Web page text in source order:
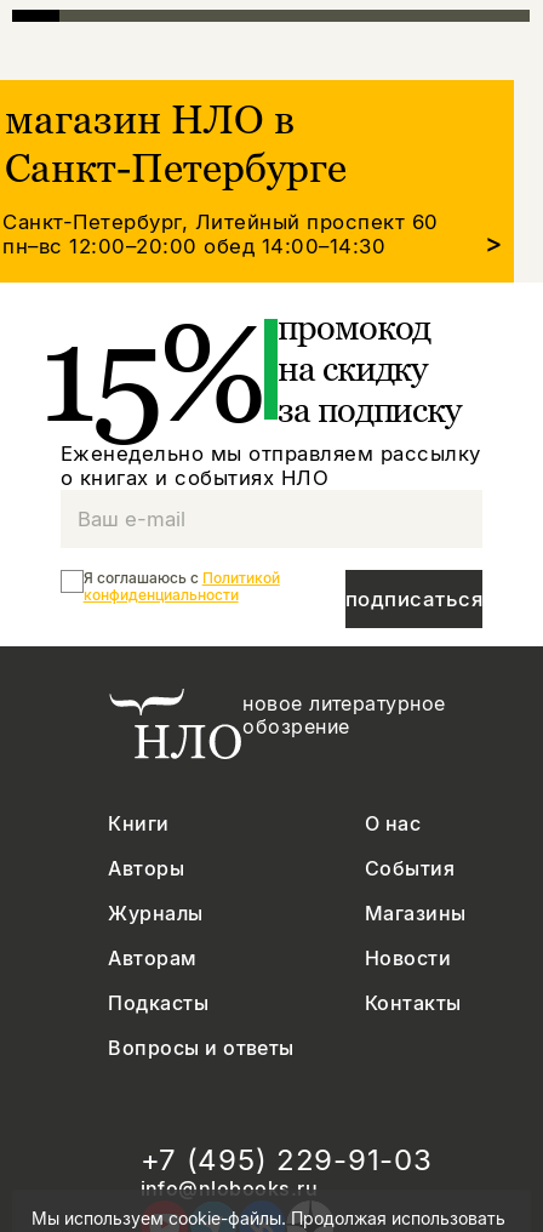
магазин НЛО в
Санкт-Петербурге
Санкт-Петербург, Литейный проспект 60
пн–вс 12:00–20:00обед 14:00–14:30 >
15% промокод
на скидку
за подписку
Еженедельно мы отправляем рассылку
о книгах и событиях НЛО
подписаться
Я соглашаюсь с Политикой
конфиденциальности
новое литературное
обозрение
Книги
О нас
Авторы
События
Журналы
Магазины
Авторам
Новости
Подкасты
Контакты
Вопросы и ответы
+7 (495) 229-91-03
info@nlobooks.ru
Мы используем cookie-файлы. Продолжая использовать